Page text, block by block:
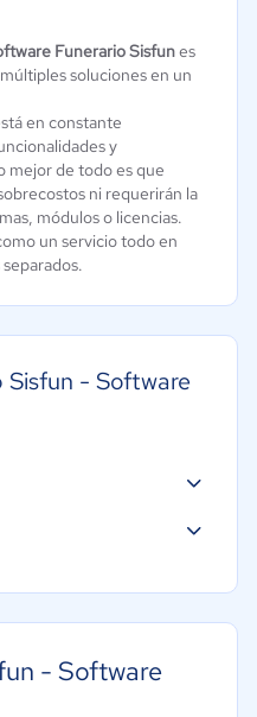
Funerario Sisfunes
soluciones en un
en constante
y
mejor de todo es que
ni requerirán la
módulos o licencias.
un servicio todo en
Sisfun - Software
- Software